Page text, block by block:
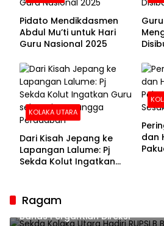
Pidato Mendikdasmen
Abdul Mu’ti untuk Hari
Guru Nasional 2025
KOLAKA UTARA
Dari Kisah Jepang ke
Lapangan Lalume: Pj
Sekda Kolut Ingatkan
dan
Ragam
Sekda Kolaka Utara Hadiri
Bahas Pergantian Direksi